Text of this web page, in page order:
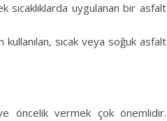
sıcaklıklarda uygulanan bir asfalt
sıcak veya soğuk asfalt
öncelik vermek çok önemlidir.